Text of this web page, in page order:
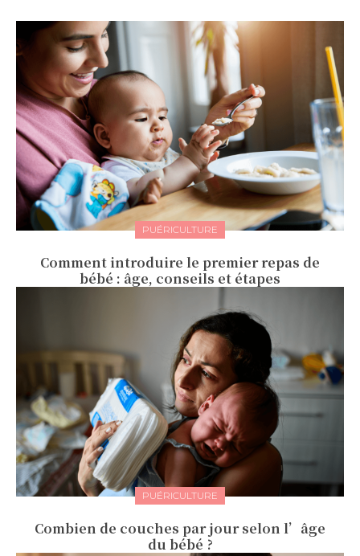
PUÉRICULTURE
Comment introduire le premier repas de
bébé : âge, conseils et étapes
PUÉRICULTURE
Combien de couches par jour selon l’âge
du bébé ?